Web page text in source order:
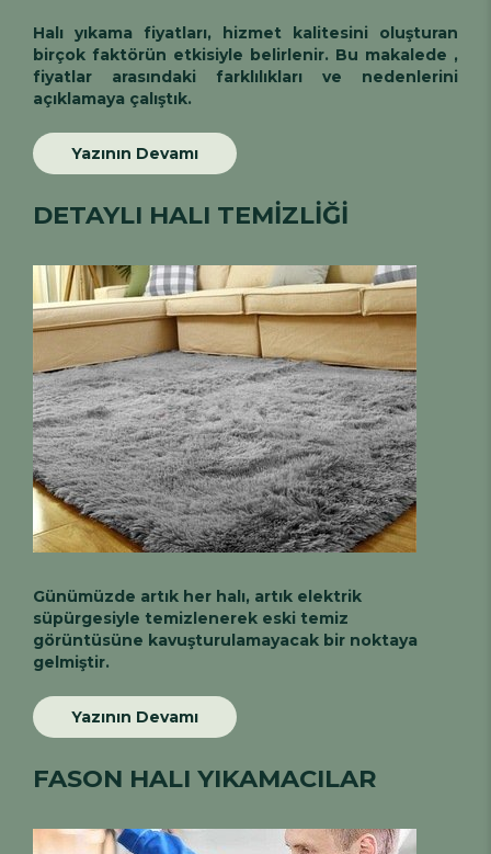
Halı yıkama fiyatları, hizmet kalitesini oluşturan
birçok faktörün etkisiyle belirlenir. Bu makalede ,
fiyatlar arasındaki farklılıkları ve nedenlerini
açıklamaya çalıştık.
Yazının Devamı
DETAYLI HALI TEMİZLİĞİ
Günümüzde artık her halı, artık elektrik
süpürgesiyle temizlenerek eski temiz
görüntüsüne kavuşturulamayacak bir noktaya
gelmiştir.
Yazının Devamı
FASON HALI YIKAMACILAR